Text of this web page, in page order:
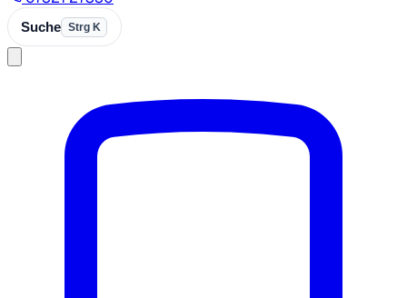
Suche Strg K